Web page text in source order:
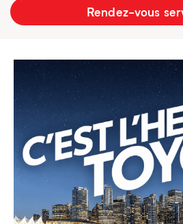
2777 boulevard du Versant-
Rendez-vous